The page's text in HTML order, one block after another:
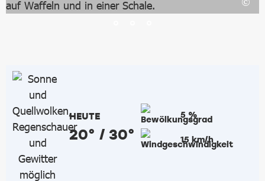
HEUTE
20° / 30°
5 %
15 km/h